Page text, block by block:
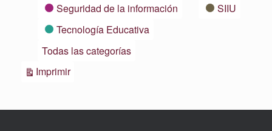
Seguridad de la información
SIIU
Tecnología Educativa
Todas las categorías
ImprimirVistas